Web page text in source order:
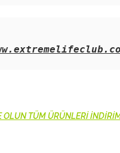
OLUN TÜM ÜRÜNLERİ